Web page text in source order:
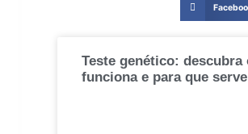
Teste genético: descubra
funciona e para que serve